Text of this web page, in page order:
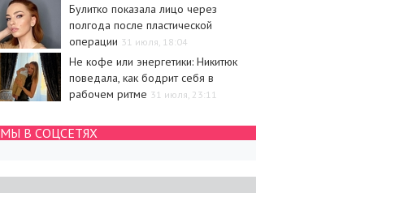
Булитко показала лицо через
полгода после пластической
операции 31 июля, 18:04
Не кофе или энергетики: Никитюк
поведала, как бодрит себя в
рабочем ритме 31 июля, 23:11
МЫ В СОЦСЕТЯХ